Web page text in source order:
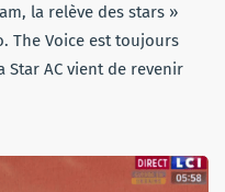
la relève des stars »
The Voice est toujours
Star AC vient de revenir